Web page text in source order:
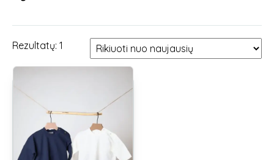
Rezultatų: 1